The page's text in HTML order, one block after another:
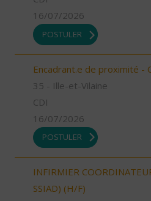
16/07/2026
POSTULER
Encadrant.e de proximité -
35 - Ille-et-Vilaine
CDI
16/07/2026
POSTULER
INFIRMIER
SSIAD) (H/F)